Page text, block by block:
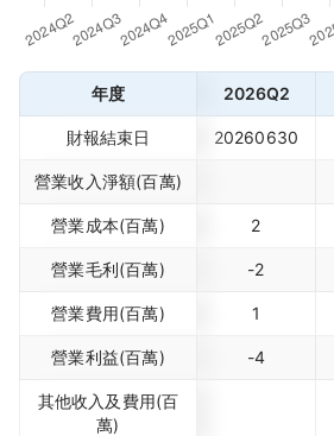
年度 2026Q2
財報結束日 20260630
營業收入淨額(百萬)
營業成本(百萬) 2
營業毛利(百萬) -2
營業費用(百萬) 1
營業利益(百萬) -4
其他收入及費用(百
萬)